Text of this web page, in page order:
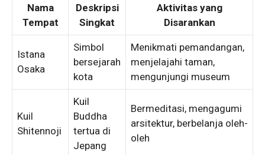
Nama
Tempat
Deskripsi
Singkat
Aktivitas yang
Disarankan
Istana
Osaka
Simbol
bersejarah
kota
Menikmati pemandangan,
menjelajahi taman,
mengunjungi museum
Kuil
Shitennoji
Kuil
Buddha
tertua di
Jepang
Bermeditasi, mengagumi
arsitektur, berbelanja oleh-
oleh